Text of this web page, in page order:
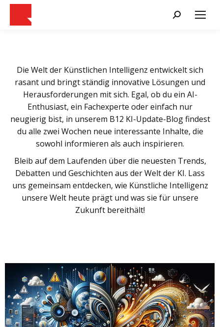
Search:
Die Welt der Künstlichen Intelligenz entwickelt sich
rasant und bringt ständig innovative Lösungen und
Herausforderungen mit sich. Egal, ob du ein AI-
Enthusiast, ein Fachexperte oder einfach nur
neugierig bist, in unserem B12 KI-Update-Blog findest
du alle zwei Wochen neue interessante Inhalte, die
sowohl informieren als auch inspirieren.
Bleib auf dem Laufenden über die neuesten Trends,
Debatten und Geschichten aus der Welt der KI. Lass
uns gemeinsam entdecken, wie Künstliche Intelligenz
unsere Welt heute prägt und was sie für unsere
Zukunft bereithält!